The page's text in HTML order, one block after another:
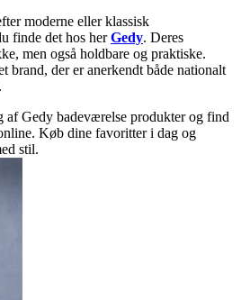
moderne eller klassisk
finde det hos herGedy. Deres
men også holdbare og praktiske.
brand, der er anerkendt både nationalt
af Gedy badeværelse produkter og find
Køb dine favoritter i dag og
stil.